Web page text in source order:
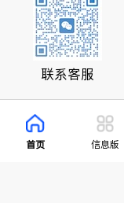
联系客服
首页 信息版